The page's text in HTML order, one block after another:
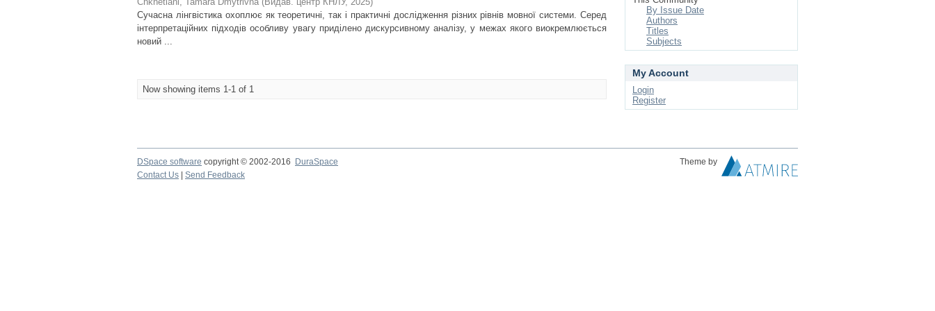
Сучасна лінгвістика охоплює як теоретичні, так і практичні дослідження різних рівнів мовної системи. Серед
інтерпретаційних підходів особливу увагу приділено дискурсивному аналізу, у межах якого виокремлюється
новий ...
Now showing items 1-1 of 1
By Issue Date
Authors
Titles
Subjects
My Account
Login
Register
DSpace software copyright © 2002-2016 DuraSpace
Theme by
Contact Us
Send Feedback